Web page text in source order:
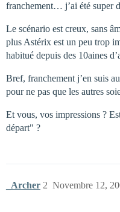
franchement… j’ai été super
Le scénario est creux, sans
plus Astérix est un peu trop
habitué depuis des 10aines
Bref, franchement j’en suis
pour ne pas que les autres
Et vous, vos impressions ?
départ" ?
_Archer Novembre 12,
2